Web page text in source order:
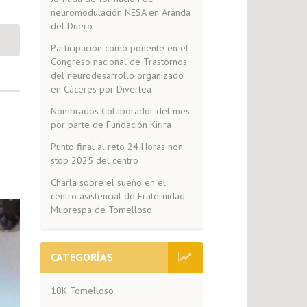
neuromodulación NESA en Aranda
del Duero
Participación como ponente en el
Congreso nacional de Trastornos
del neurodesarrollo organizado
en Cáceres por Divertea
Nombrados Colaborador del mes
por parte de Fundación Kirira
Punto final al reto 24 Horas non
stop 2025 del centro
Charla sobre el sueño en el
centro asistencial de Fraternidad
Muprespa de Tomelloso
CATEGORÍAS
10K Tomelloso